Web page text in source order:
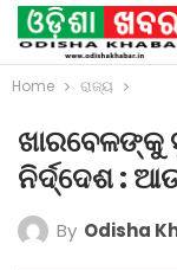
Home ରାଜ୍ୟ
ଖାରବେଳଙ୍କୁ
ନିର୍ଦ୍ଦେଶ :
By Odisha